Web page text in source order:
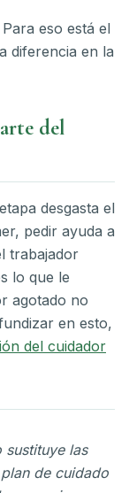
eso está el
diferencia en la
del
desgasta el
pedir ayuda a
trabajador
lo que le
agotado no
en esto,
del cuidador
sustituye las
de cuidado